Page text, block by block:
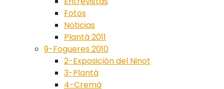
Fotos
Noticias
Plantà 2011
9-Fogueres 2010
2-Exposición del Ninot
3-Plantà
4-Cremà